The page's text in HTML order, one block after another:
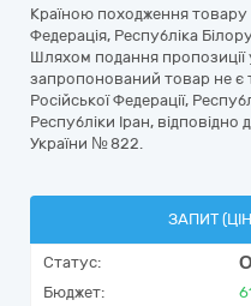
Країною походження товару
Федерація, Республіка
Шляхом подання пропозиції
запропонований товар не є
Російської Федерації,
Республіки Іран, відповідно
України № 822.
ЗАПИТ
Статус:
Бюджет: